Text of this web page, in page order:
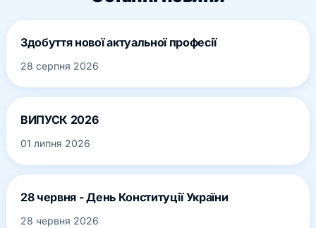
Здобуття нової актуальної професії
28 серпня 2026
ВИПУСК 2026
01 липня 2026
28 червня - День Конституції України
28 червня 2026